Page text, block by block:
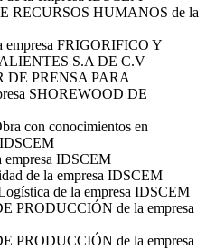
HUMANOS de la
FRIGORIFICO Y
S.A DE C.V
DE PRENSA PARA
SHOREWOOD DE
con conocimientos en
IDSCEM
IDSCEM
de la empresa IDSCEM
de la empresa IDSCEM
PRODUCCIÓN de la empresa
PRODUCCIÓN de la empresa